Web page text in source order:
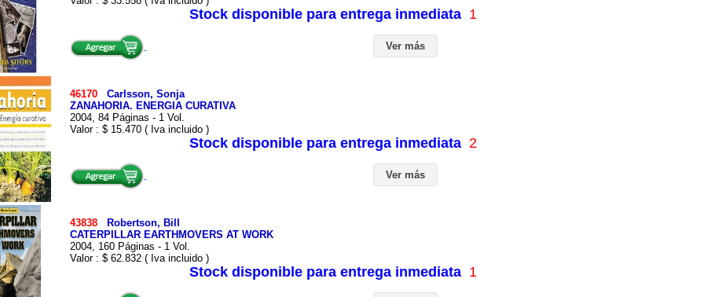
Stock disponible para entrega inmediata 1
Ver más
46170 Carlsson, Sonja
ZANAHORIA. ENERGIA CURATIVA
2004, 84 Páginas - 1 Vol.
Valor : $ 15.470 ( Iva incluido )
Stock disponible para entrega inmediata 2
Ver más
43838
Robertson, Bill
CATERPILLAR EARTHMOVERS AT WORK
2004, 160 Páginas - 1 Vol.
Valor : $ 62.832 ( Iva incluido )
Stock disponible para entrega inmediata 1